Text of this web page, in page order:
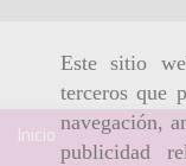
Este sitio
terceros que
navegación,
publicidad
Inicio